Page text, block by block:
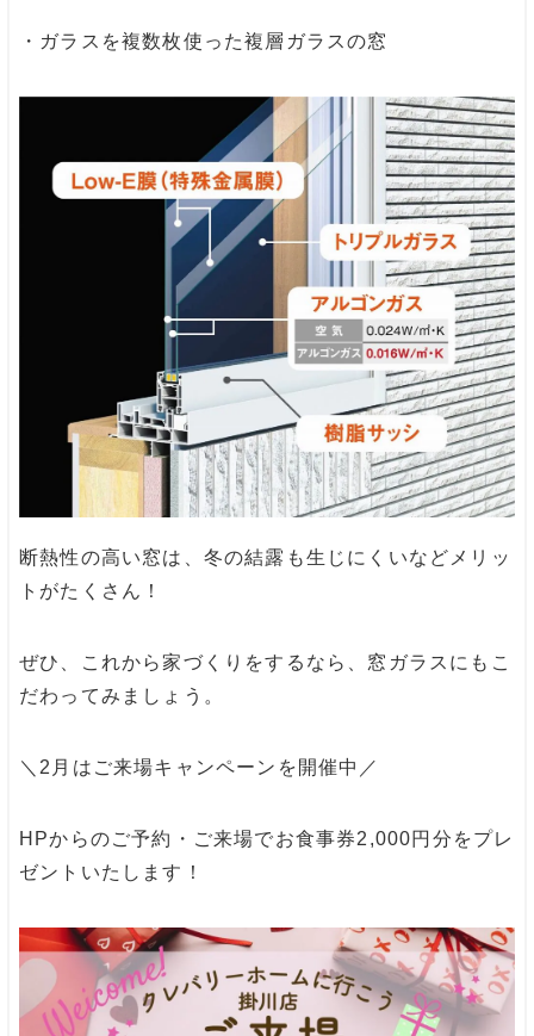
・ガラスを複数枚使った複層ガラスの窓
断熱性の高い窓は、冬の結露も生じにくいなどメリッ
トがたくさん！
ぜひ、これから家づくりをするなら、窓ガラスにもこ
だわってみましょう。
＼2月はご来場キャンペーンを開催中／
HPからのご予約・ご来場でお食事券2,000円分をプレ
ゼントいたします！